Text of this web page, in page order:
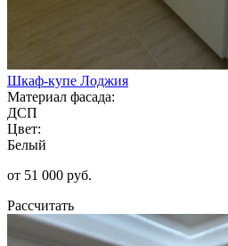
Шкаф-купе Лоджия
Материал фасада:
ДСП
Цвет:
Белый
от 51 000 руб.
Рассчитать